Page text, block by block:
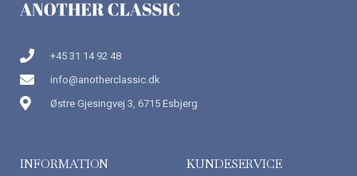
+45 31 14 92 48
info@anotherclassic.dk
Østre Gjesingvej 3, 6715 Esbjerg
INFORMATION KUNDESERVICE